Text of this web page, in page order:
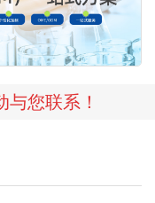
您联系！